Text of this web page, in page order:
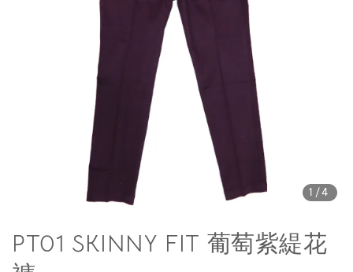
1 /4
PT01 SKINNY FIT 葡萄紫緹花